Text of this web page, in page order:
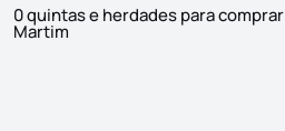
0 quintas e herdades para comprar em
Martim